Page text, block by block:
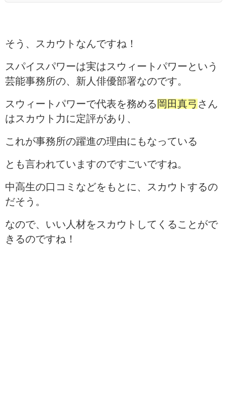
そう、スカウトなんですね！
スパイスパワーは実はスウィートパワーという
芸能事務所の、新人俳優部署なのです。
スウィートパワーで代表を務める 岡田真弓 さん
はスカウト力に定評があり、
これが事務所の躍進の理由にもなっている
とも言われていますのですごいですね。
中高生の口コミなどをもとに、スカウトするの
だそう。
なので、いい人材をスカウトしてくることがで
きるのですね！